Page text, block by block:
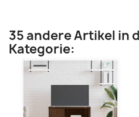
35 andere Artikel in
Kategorie: